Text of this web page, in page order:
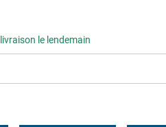
le lendemain